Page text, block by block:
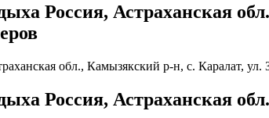
Россия, Астраханская
обл., Камызякский р-н, с. Каралат, ул.
Россия, Астраханская